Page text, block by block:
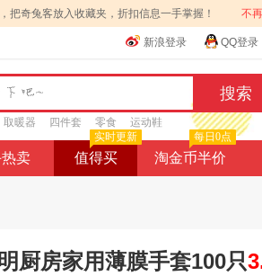
，把奇兔客放入收藏夹，折扣信息一手掌握！ 不
新浪登录 QQ登录
取暖器 四件套 零食 运动鞋
卖 值得买
实时更新
淘金币半价
每日0点
厨房家用薄膜手套100只